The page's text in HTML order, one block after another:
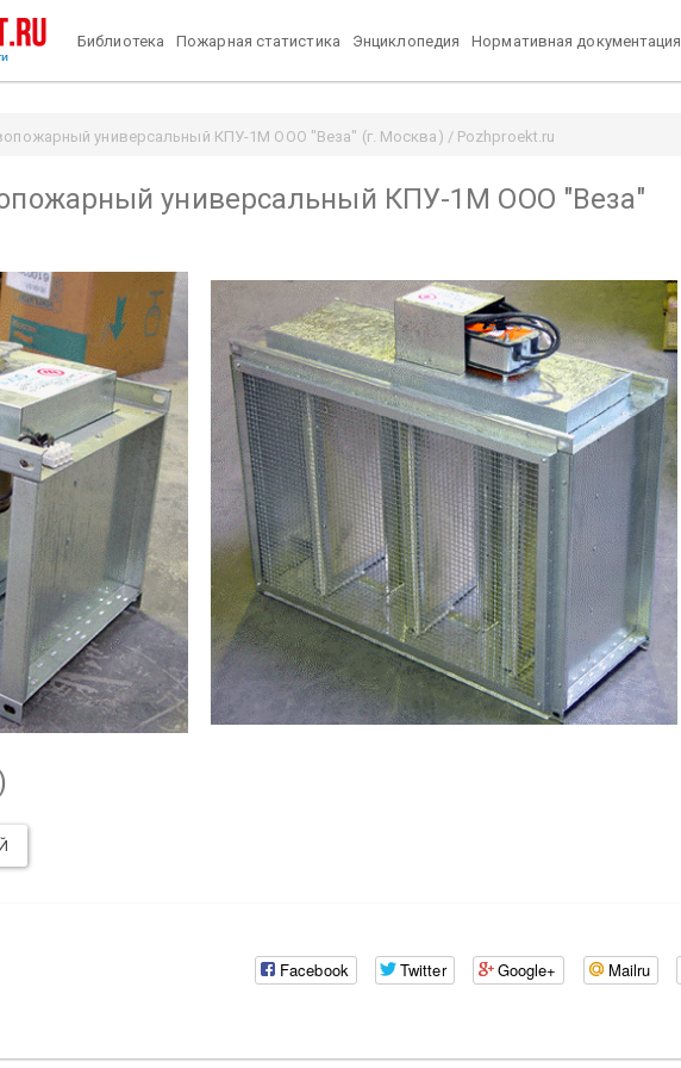
Библиотека Пожарная статистика Энциклопедия Нормативная документация
универсальный КПУ-1М ООО "Веза" (г. Москва) / Pozhproekt.ru
универсальный КПУ-1М ООО "Веза"
Facebook Twitter Google+ Mailru